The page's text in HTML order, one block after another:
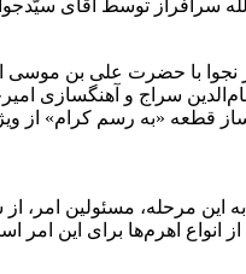
با حضرت علی بن موسی
این مرحله، مسئولین امر،
برای این امر استفاده